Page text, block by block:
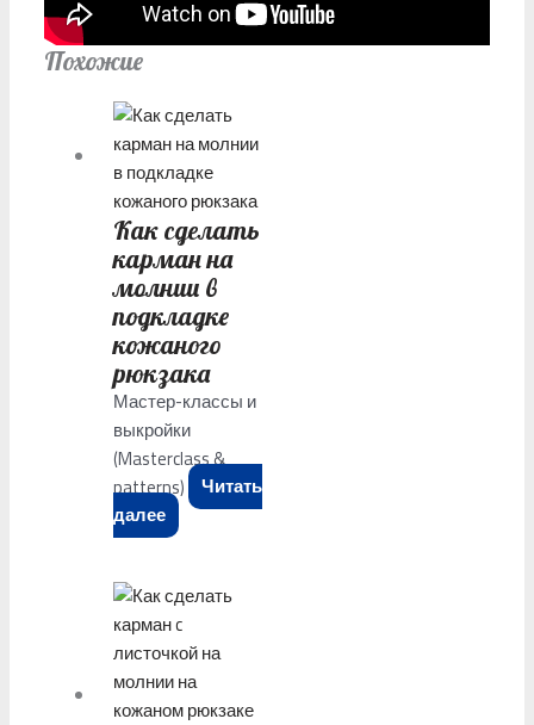
Похожие
Как сделать
карман на
молнии в
подкладке
кожаного
рюкзака
Мастер-классы и
выкройки
(Masterclass &
patterns)
Читать
далее